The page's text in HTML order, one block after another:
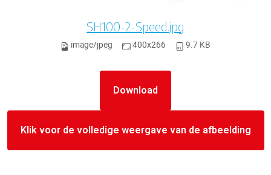
SH100-2-Speed.jpg
image/jpeg 400x266 9.7 KB
Download
Klik voor de volledige weergave van de afbeelding